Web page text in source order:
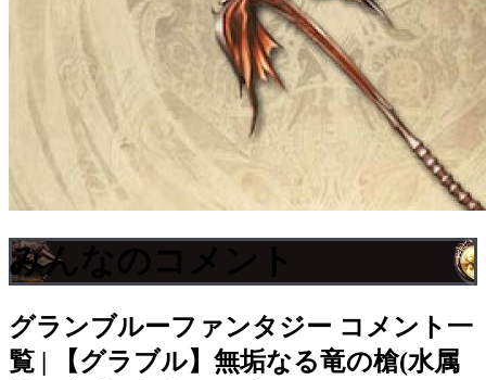
みんなのコメント
グランブルーファンタジー コメント一
覧 | 【グラブル】無垢なる竜の槍(水属